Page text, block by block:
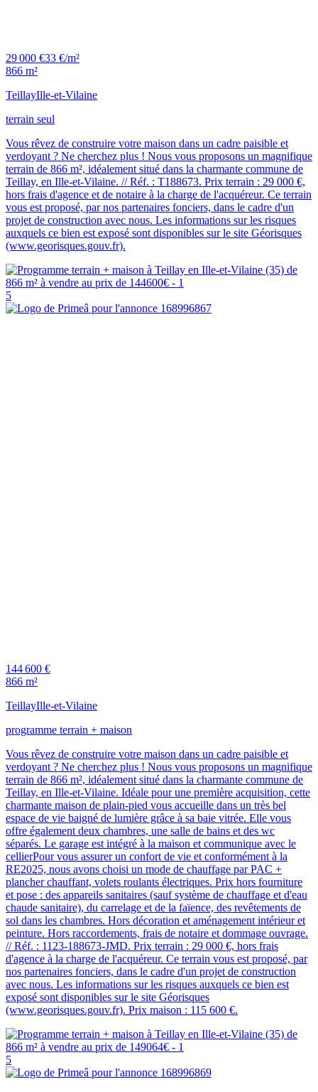
29 000 €33 €/m²
866 m²
TeillayIlle-et-Vilaine
terrain seul
Vous rêvez de construire votre maison dans un cadre paisible et
verdoyant ? Ne cherchez plus ! Nous vous proposons un magnifique
terrain de 866 m², idéalement situé dans la charmante commune de
Teillay, en Ille-et-Vilaine. // Réf. : T188673. Prix terrain : 29 000 €,
hors frais d'agence et de notaire à la charge de l'acquéreur. Ce terrain
vous est proposé, par nos partenaires fonciers, dans le cadre d'un
projet de construction avec nous. Les informations sur les risques
auxquels ce bien est exposé sont disponibles sur le site Géorisques
(www.georisques.gouv.fr).
5
144 600 €
866 m²
TeillayIlle-et-Vilaine
programme terrain + maison
Vous rêvez de construire votre maison dans un cadre paisible et
verdoyant ? Ne cherchez plus ! Nous vous proposons un magnifique
terrain de 866 m², idéalement situé dans la charmante commune de
Teillay, en Ille-et-Vilaine. Idéale pour une première acquisition, cette
charmante maison de plain-pied vous accueille dans un très bel
espace de vie baigné de lumière grâce à sa baie vitrée. Elle vous
offre également deux chambres, une salle de bains et des wc
séparés. Le garage est intégré à la maison et communique avec le
cellierPour vous assurer un confort de vie et conformément à la
RE2025, nous avons choisi un mode de chauffage par PAC +
plancher chauffant, volets roulants électriques. Prix hors fourniture
et pose : des appareils sanitaires (sauf système de chauffage et d'eau
chaude sanitaire), du carrelage et de la faïence, des revêtements de
sol dans les chambres. Hors décoration et aménagement intérieur et
peinture. Hors raccordements, frais de notaire et dommage ouvrage.
// Réf. : 1123-188673-JMD. Prix terrain : 29 000 €, hors frais
d'agence à la charge de l'acquéreur. Ce terrain vous est proposé, par
nos partenaires fonciers, dans le cadre d'un projet de construction
avec nous. Les informations sur les risques auxquels ce bien est
exposé sont disponibles sur le site Géorisques
(www.georisques.gouv.fr). Prix maison : 115 600 €.
5